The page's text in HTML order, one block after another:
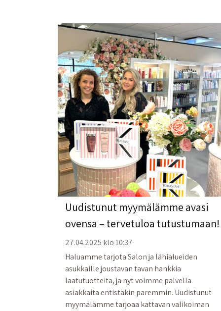
Uudistunut myymälämme avasi
ovensa – tervetuloa tutustumaan!
27.04.2025 klo 10:37
Haluamme tarjota Salon ja lähialueiden
asukkaille joustavan tavan hankkia
laatutuotteita, ja nyt voimme palvella
asiakkaita entistäkin paremmin. Uudistunut
myymälämme tarjoaa kattavan valikoiman